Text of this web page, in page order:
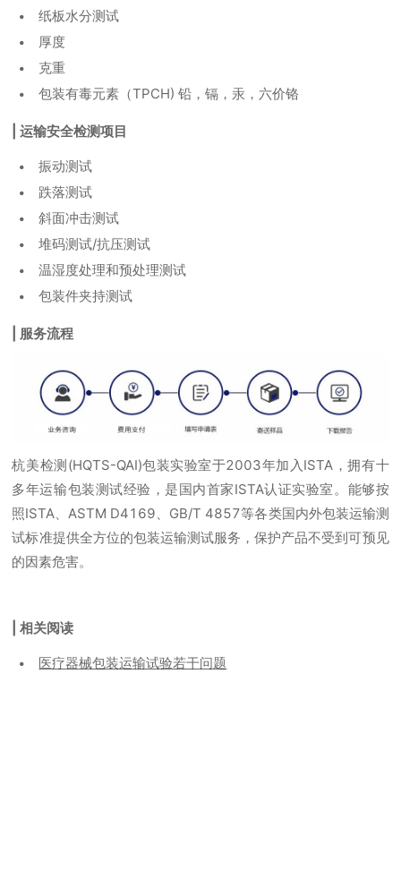
纸板水分测试
厚度
克重
包装有毒元素（TPCH) 铅，镉，汞，六价铬
| 运输安全检测项目
振动测试
跌落测试
斜面冲击测试
堆码测试/抗压测试
温湿度处理和预处理测试
包装件夹持测试
| 服务流程
杭美检测(HQTS-QAI)包装实验室于2003年加入ISTA，拥有十
多年运输包装测试经验，是国内首家ISTA认证实验室。能够按
照ISTA、ASTM D4169、GB/T 4857等各类国内外包装运输测
试标准提供全方位的包装运输测试服务，保护产品不受到可预见
的因素危害。
| 相关阅读
医疗器械包装运输试验若干问题